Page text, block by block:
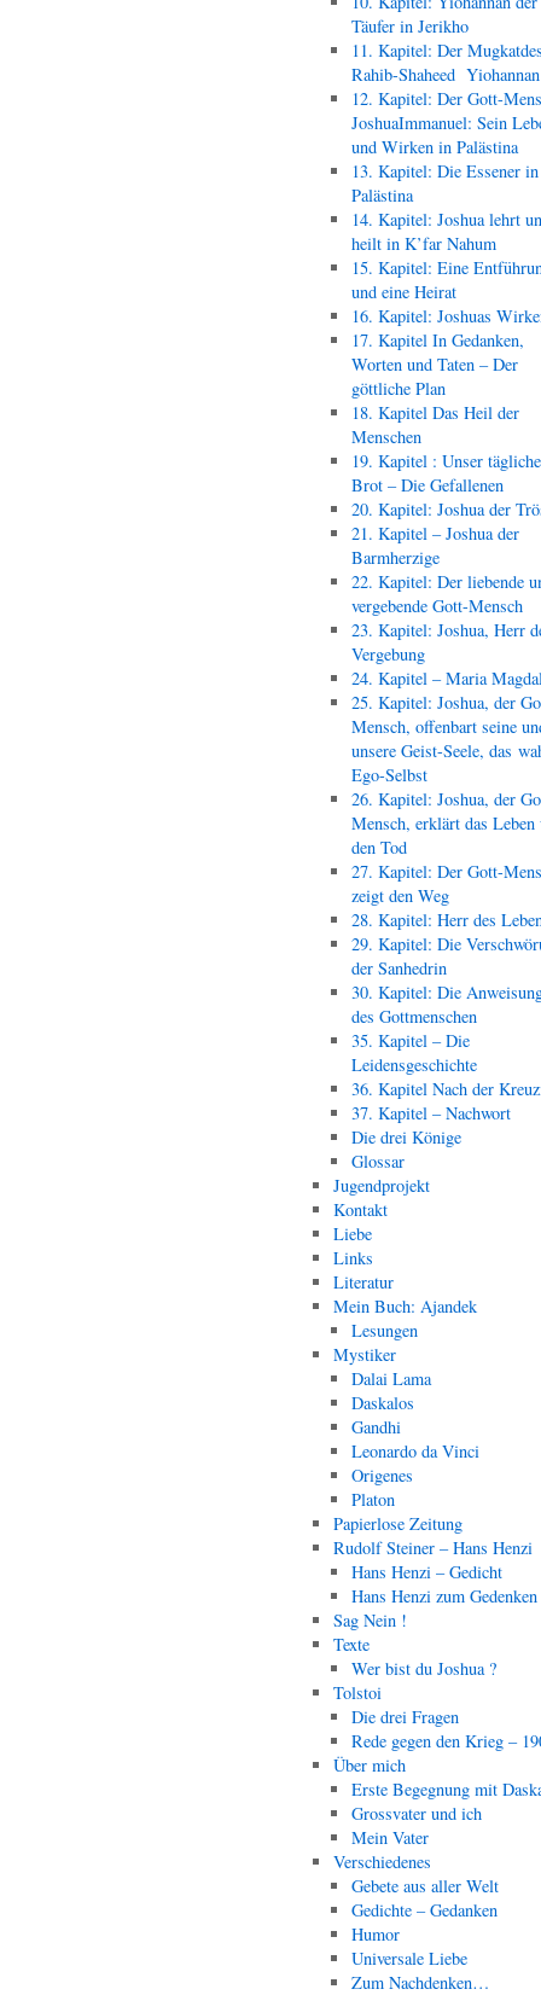
Täufer in Jerikho
11. Kapitel: Der
Rahib-Shaheed
12. Kapitel: Der Gott-
JoshuaImmanuel: Sein
und Wirken in Palästina
13. Kapitel: Die Essener in
Palästina
14. Kapitel: Joshua lehrt
heilt in K’far Nahum
15. Kapitel: Eine
und eine Heirat
16. Kapitel: Joshuas
17. Kapitel In Gedanken,
Worten und Taten – Der
göttliche Plan
18. Kapitel Das Heil der
Menschen
19. Kapitel : Unser
Brot – Die Gefallenen
20. Kapitel: Joshua der
21. Kapitel – Joshua der
Barmherzige
22. Kapitel: Der liebende
vergebende Gott-Mensch
23. Kapitel: Joshua, Herr
Vergebung
24. Kapitel – Maria
25. Kapitel: Joshua, der
Mensch, offenbart seine
unsere Geist-Seele, das
Ego-Selbst
26. Kapitel: Joshua, der
Mensch, erklärt das Leben
den Tod
27. Kapitel: Der Gott-
zeigt den Weg
28. Kapitel: Herr des
29. Kapitel: Die
der Sanhedrin
30. Kapitel: Die
des Gottmenschen
35. Kapitel – Die
Leidensgeschichte
36. Kapitel Nach der
37. Kapitel – Nachwort
Die drei Könige
Glossar
Jugendprojekt
Kontakt
Liebe
Links
Literatur
Mein Buch: Ajandek
Lesungen
Mystiker
Dalai Lama
Daskalos
Gandhi
Leonardo da Vinci
Origenes
Platon
Papierlose Zeitung
Rudolf Steiner – Hans Henzi
Hans Henzi – Gedicht
Hans Henzi zum Gedenken
Sag Nein !
Texte
Wer bist du Joshua ?
Tolstoi
Die drei Fragen
Rede gegen den Krieg –
Über mich
Erste Begegnung mit
Grossvater und ich
Mein Vater
Verschiedenes
Gebete aus aller Welt
Gedichte – Gedanken
Humor
Universale Liebe
Zum Nachdenken…